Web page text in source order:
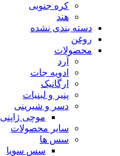
کره جنوبی
هند
دسته بندی نشده
روغن
محصولات
آرد
ادویه جات
ارگانیک
پنیر و لبنیات
دسر و شیرینی
موچی ژاپنی
سایر محصولات
سس ها
سس سویا